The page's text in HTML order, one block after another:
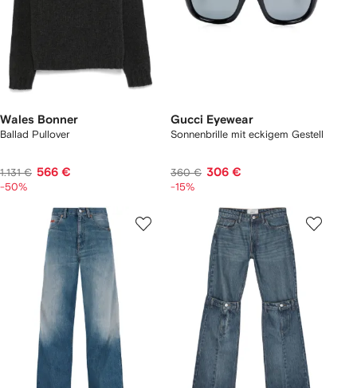
Wales Bonner
Ballad Pullover
1.131 € 566 €
-50%
Gucci Eyewear
Sonnenbrille mit eckigem Gestell
360 € 306 €
-15%